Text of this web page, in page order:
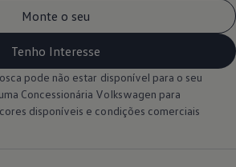
Monte o seu
Tenho Interesse
pode não estar disponível para o seu
Concessionária Volkswagen para
disponíveis e condições comerciais